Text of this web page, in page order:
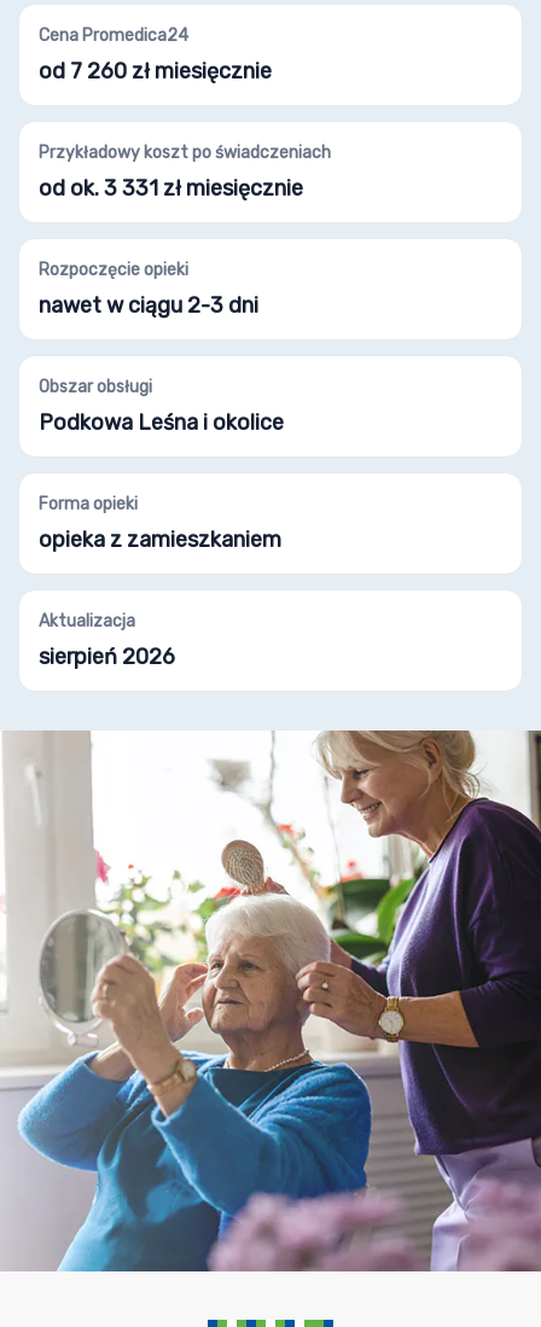
Cena Promedica24
od 7 260 zł miesięcznie
Przykładowy koszt po świadczeniach
od ok. 3 331 zł miesięcznie
Rozpoczęcie opieki
nawet w ciągu 2-3 dni
Obszar obsługi
Podkowa Leśna i okolice
Forma opieki
opieka z zamieszkaniem
Aktualizacja
sierpień 2026